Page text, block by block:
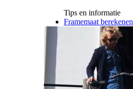
Tips en informatie
Framemaat berekenen